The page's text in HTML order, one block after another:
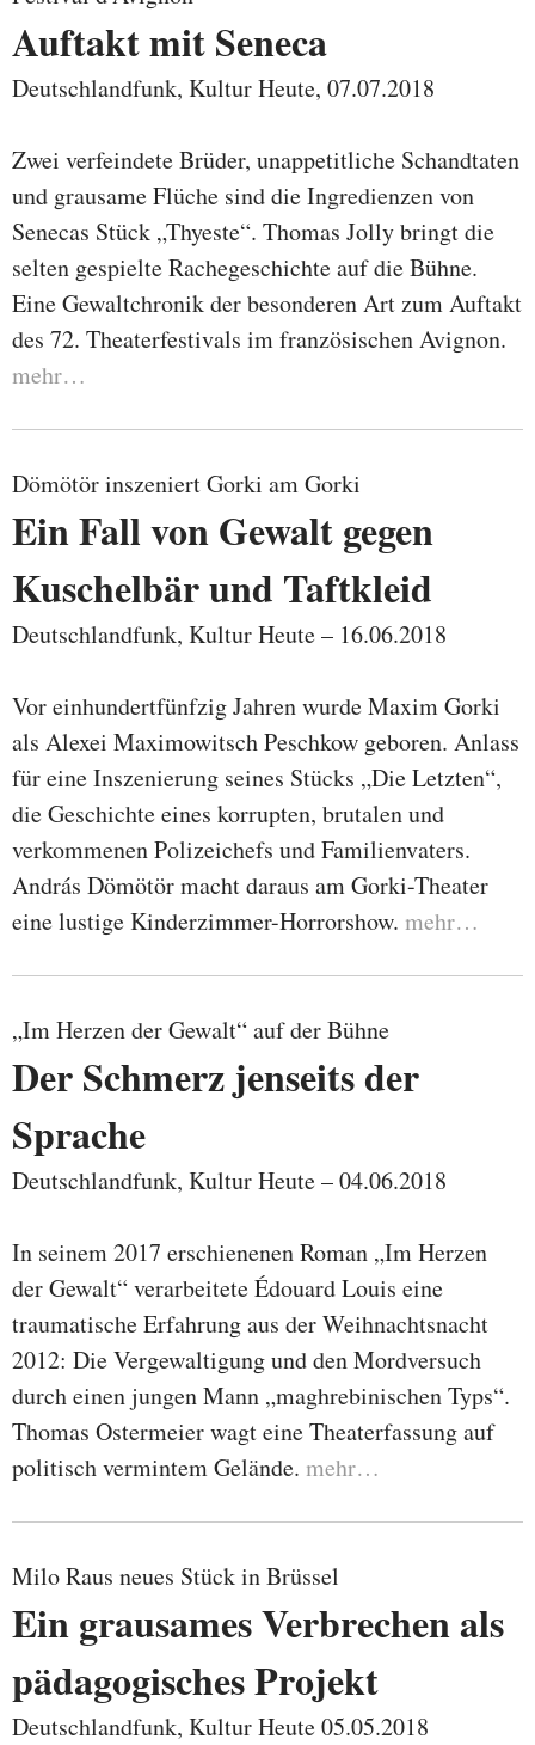
Auftakt mit Seneca
Deutschlandfunk, Kultur Heute, 07.07.2018
Zwei verfeindete Brüder, unappetitliche Schandtaten
und grausame Flüche sind die Ingredienzen von
Senecas Stück „Thyeste“. Thomas Jolly bringt die
selten gespielte Rachegeschichte auf die Bühne.
Eine Gewaltchronik der besonderen Art zum Auftakt
des 72. Theaterfestivals im französischen Avignon.
mehr…
Dömötör inszeniert Gorki am Gorki
Ein Fall von Gewalt gegen
Kuschelbär und Taftkleid
Deutschlandfunk, Kultur Heute – 16.06.2018
Vor einhundertfünfzig Jahren wurde Maxim Gorki
als Alexei Maximowitsch Peschkow geboren. Anlass
für eine Inszenierung seines Stücks „Die Letzten“,
die Geschichte eines korrupten, brutalen und
verkommenen Polizeichefs und Familienvaters.
András Dömötör macht daraus am Gorki-Theater
eine lustige Kinderzimmer-Horrorshow. mehr…
„Im Herzen der Gewalt“ auf der Bühne
Der Schmerz jenseits der
Sprache
Deutschlandfunk, Kultur Heute – 04.06.2018
In seinem 2017 erschienenen Roman „Im Herzen
der Gewalt“ verarbeitete Édouard Louis eine
traumatische Erfahrung aus der Weihnachtsnacht
2012: Die Vergewaltigung und den Mordversuch
durch einen jungen Mann „maghrebinischen Typs“.
Thomas Ostermeier wagt eine Theaterfassung auf
politisch vermintem Gelände. mehr…
Milo Raus neues Stück in Brüssel
Ein grausames Verbrechen als
pädagogisches Projekt
Deutschlandfunk, Kultur Heute 05.05.2018